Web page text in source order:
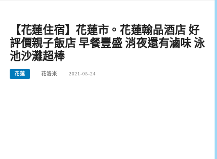
【花蓮住宿】花蓮市。花蓮翰品酒店 好
評價親子飯店 早餐豐盛 消夜還有滷味 泳
池沙灘超棒
花蓮 花洛米 2021-05-24